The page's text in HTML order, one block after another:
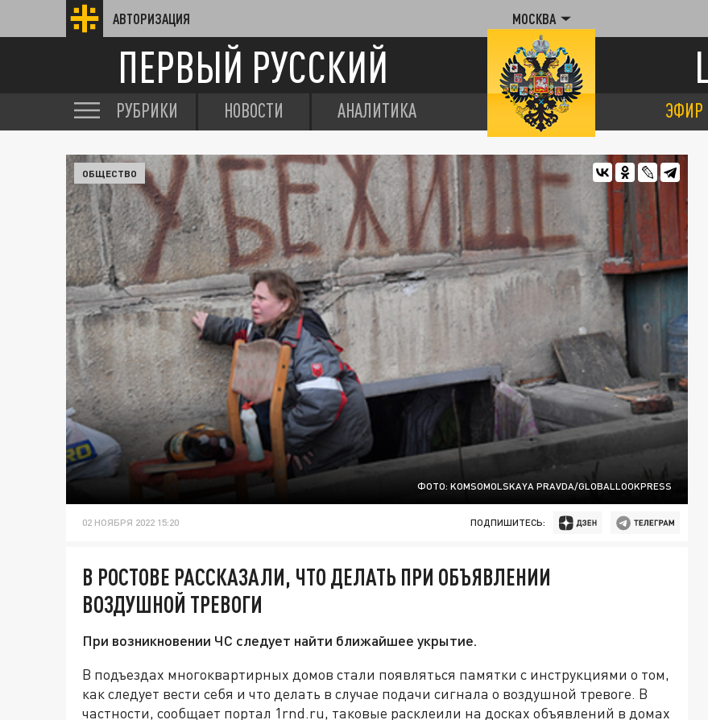
АВТОРИЗАЦИЯ МОСКВА
ПЕРВЫЙ РУССКИЙ
РУБРИКИ НОВОСТИ АНАЛИТИКА ЭФИР
ФОТО: KOMSOMOLSKAYA PRAVDA/GLOBALLOOKPRESS
ОБЩЕСТВО
02 НОЯБРЯ 2022 15:20 ПОДПИШИТЕСЬ:
В РОСТОВЕ РАССКАЗАЛИ, ЧТО ДЕЛАТЬ ПРИ ОБЪЯВЛЕНИИ
ВОЗДУШНОЙ ТРЕВОГИ
При возникновении ЧС следует найти ближайшее укрытие.
В подъездах многоквартирных домов стали появляться памятки с инструкциями о том,
как следует вести себя и что делать в случае подачи сигнала о воздушной тревоге. В
частности, сообщает портал 1rnd.ru, таковые расклеили на досках объявлений в домах